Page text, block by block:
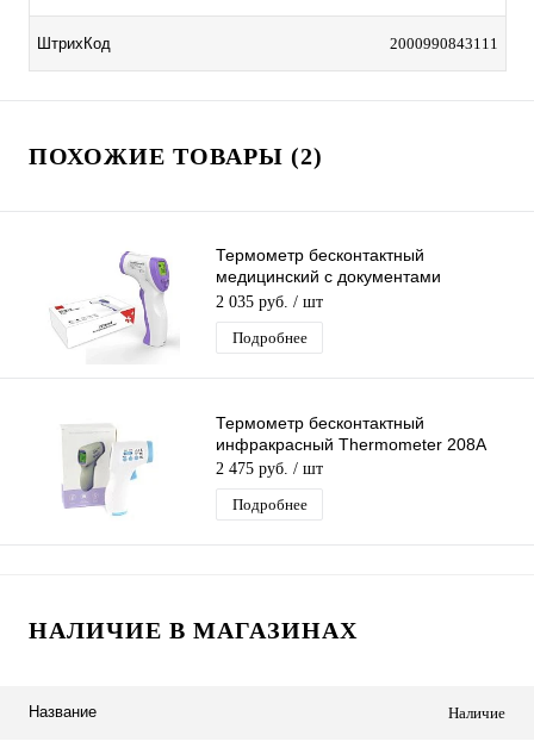
ШтрихКод 2000990843111
ПОХОЖИЕ ТОВАРЫ (2)
Термометр бесконтактный
медицинский с документами
инфракрасный F01
2 035 руб. / шт
Подробнее
Термометр бесконтактный
инфракрасный Thermometer 208A
2 475 руб. / шт
Подробнее
НАЛИЧИЕ В МАГАЗИНАХ
Название Наличие